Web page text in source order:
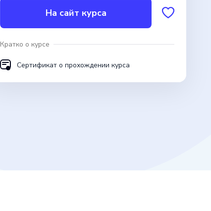
На сайт курса
Кратко о курсе
Сертификат о прохождении курса